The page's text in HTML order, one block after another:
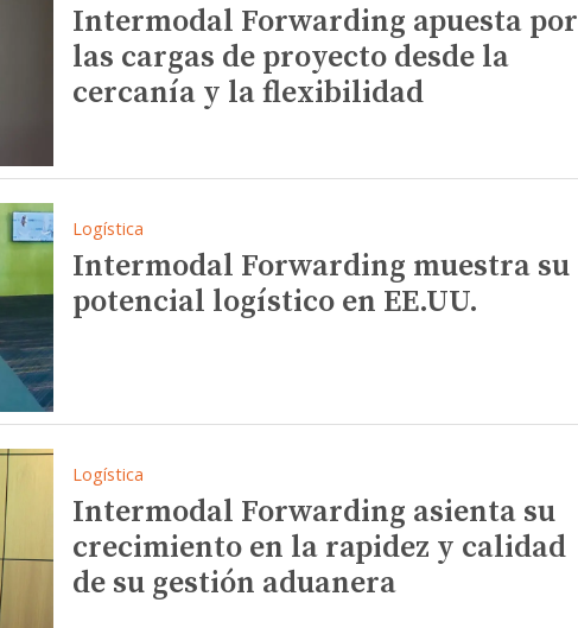
Intermodal Forwarding apuesta por
las cargas de proyecto desde la
cercanía y la flexibilidad
Logística
Intermodal Forwarding muestra su
potencial logístico en EE.UU.
Logística
Intermodal Forwarding asienta su
crecimiento en la rapidez y calidad
de su gestión aduanera